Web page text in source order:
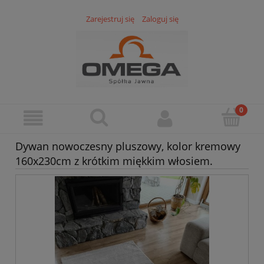
Zarejestruj się Zaloguj się
Dywan nowoczesny pluszowy, kolor kremowy
160x230cm z krótkim miękkim włosiem.